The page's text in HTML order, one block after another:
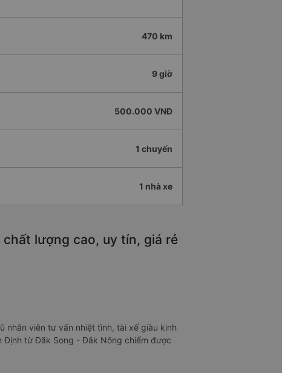
470 km
9 giờ
500.000 VNĐ
1 chuyến
1 nhà xe
lượng cao, uy tín, giá rẻ
nhân viên tư vấn nhiệt tình, tài xế giàu kinh
Định từ Đăk Song - Đắk Nông chiếm được